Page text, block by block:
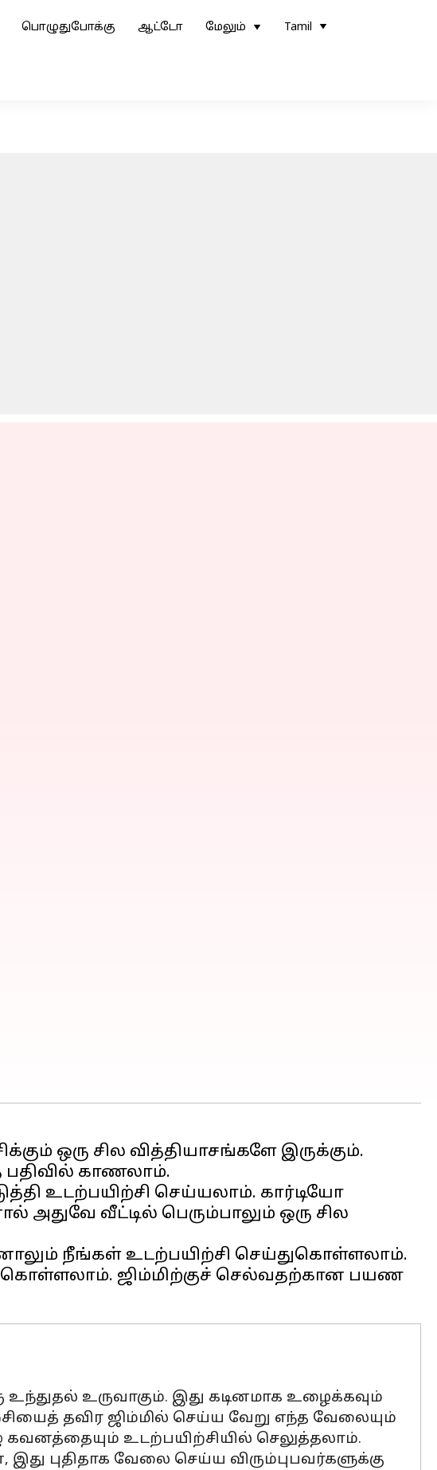
பொழுதுபோக்கு ஆட்டோ மேலும் Tamil
ஒரு சில வித்தியாசங்களே இருக்கும்.
உடற்பயிற்சி செய்யலாம். கார்டியோ
வீட்டில் பெரும்பாலும் ஒரு சில
நீங்கள் உடற்பயிற்சி செய்துகொள்ளலாம்.
ஜிம்மிற்குச் செல்வதற்கான பயண
உருவாகும். இது கடினமாக உழைக்கவும்
தவிர ஜிம்மில் செய்ய வேறு எந்த வேலையும்
உடற்பயிற்சியில் செலுத்தலாம்.
புதிதாக வேலை செய்ய விரும்புபவர்களுக்கு